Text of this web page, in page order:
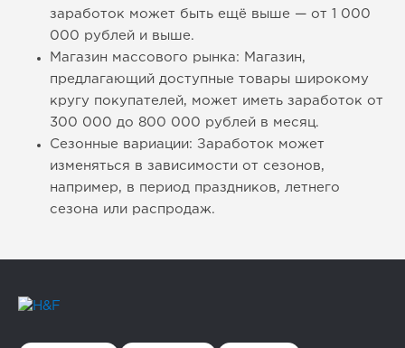
заработок может быть ещё выше — от 1 000
000 рублей и выше.
Магазин массового рынка: Магазин,
предлагающий доступные товары широкому
кругу покупателей, может иметь заработок от
300 000 до 800 000 рублей в месяц.
Сезонные вариации: Заработок может
изменяться в зависимости от сезонов,
например, в период праздников, летнего
сезона или распродаж.